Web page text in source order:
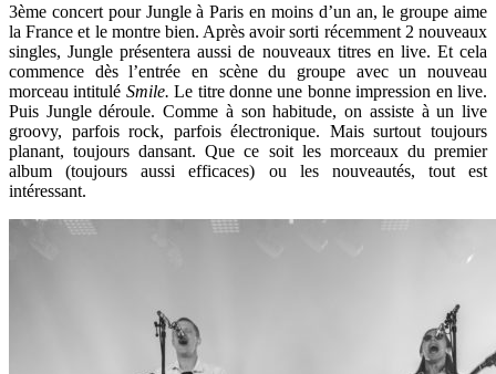
3ème concert pour Jungle à Paris en moins d’un an, le groupe aime
la France et le montre bien. Après avoir sorti récemment 2 nouveaux
singles, Jungle présentera aussi de nouveaux titres en live. Et cela
commence dès l’entrée en scène du groupe avec un nouveau
morceau intitulé Smile.Le titre donne une bonne impression en live.
Puis Jungle déroule. Comme à son habitude, on assiste à un live
groovy, parfois rock, parfois électronique. Mais surtout toujours
planant, toujours dansant. Que ce soit les morceaux du premier
album (toujours aussi efficaces) ou les nouveautés, tout est
intéressant.